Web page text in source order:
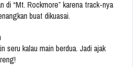
di “Mt. Rockmore” karena track-nya
buat dikuasai.
seru kalau main berdua. Jadi ajak